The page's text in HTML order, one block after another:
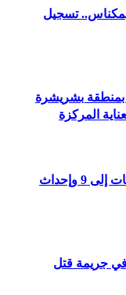
تسجيل
بشريشرة
المركزة
تقسيم ترابي جديد بالمغرب: تقليص الجهات إلى 9 وإحداث
تورطوا في جريمة قتل